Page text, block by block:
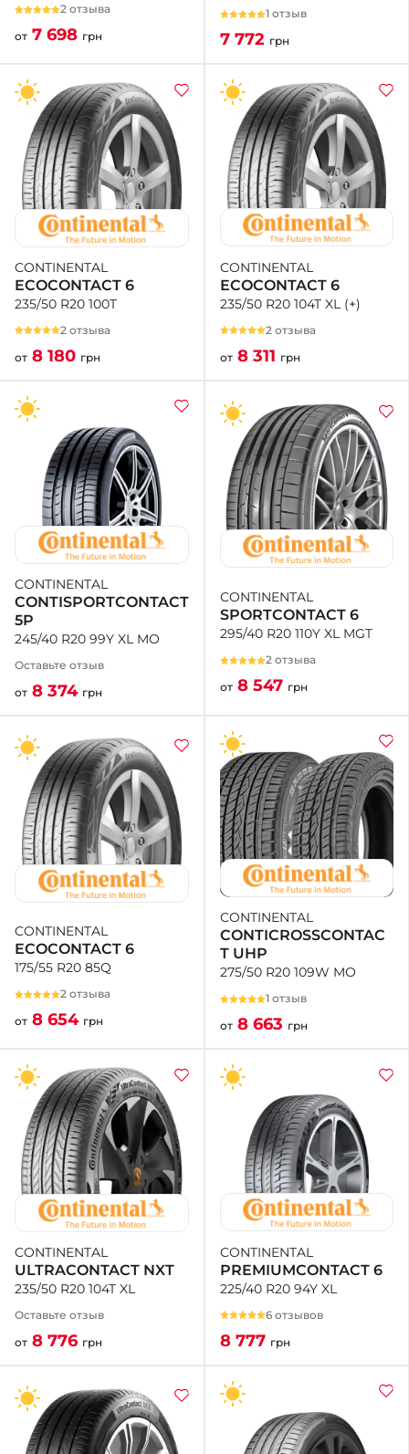
2 отзыва
от 7 698 грн
1 отзыв
7 772 грн
CONTINENTAL
ECOCONTACT 6
235/50 R20 100T
2 отзыва
от 8 180 грн
CONTINENTAL
ECOCONTACT 6
235/50 R20 104T XL (+)
2 отзыва
от 8 311 грн
CONTINENTAL
CONTISPORTCONTACT
5P
245/40 R20 99Y XL MO
Оставьте отзыв
от 8 374 грн
CONTINENTAL
SPORTCONTACT 6
295/40 R20 110Y XL MGT
2 отзыва
от 8 547 грн
CONTINENTAL
ECOCONTACT 6
175/55 R20 85Q
2 отзыва
от 8 654 грн
CONTINENTAL
CONTICROSSCONTAC
T UHP
275/50 R20 109W MO
1 отзыв
от 8 663 грн
CONTINENTAL
ULTRACONTACT NXT
235/50 R20 104T XL
Оставьте отзыв
от 8 776 грн
CONTINENTAL
PREMIUMCONTACT 6
225/40 R20 94Y XL
6 отзывов
8 777 грн